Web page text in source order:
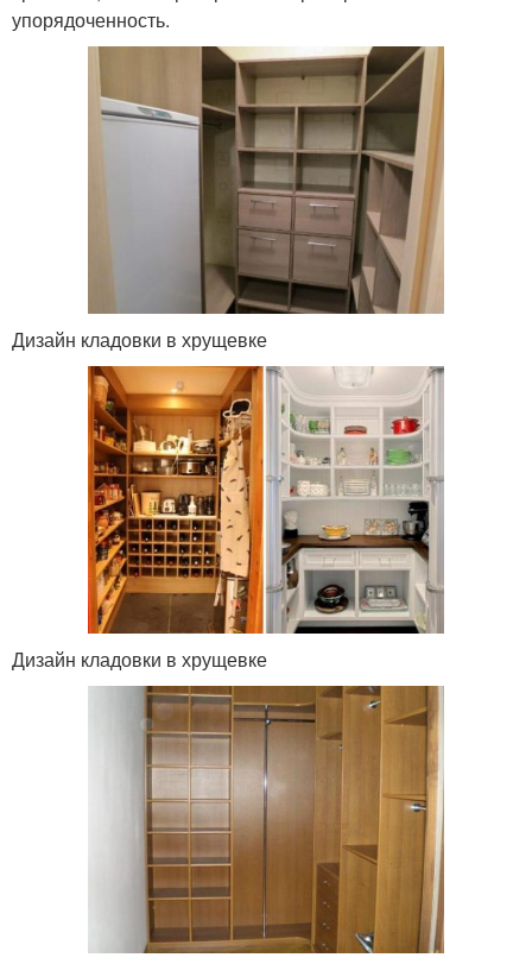
упорядоченность.
Дизайн кладовки в хрущевке
Дизайн кладовки в хрущевке